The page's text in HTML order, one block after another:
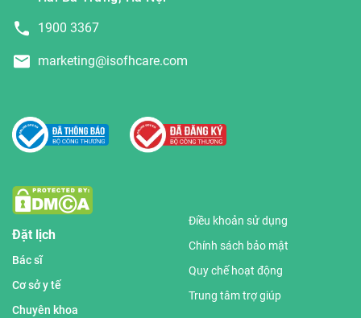
1900 3367
marketing@isofhcare.com
Đặt lịch
Bác sĩ
Cơ sở y tế
Chuyên khoa
Điều khoản sử dụng
Chính sách bảo mật
Quy chế hoạt động
Trung tâm trợ giúp